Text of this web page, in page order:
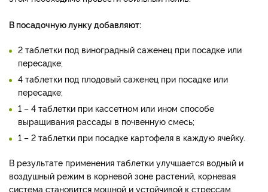
В посадочную лунку добавляют:
2 таблетки под виноградный саженец при посадке или
пересадке;
4 таблетки под плодовый саженец при посадке или
пересадке;
1 – 4 таблетки при кассетном или ином способе
выращивания рассады в почвенную смесь;
1 – 2 таблетки при посадке картофеля в каждую ячейку.
В результате применения таблетки улучшается водный и
воздушный режим в корневой зоне растений, корневая
система становится мощной и устойчивой к стрессам,